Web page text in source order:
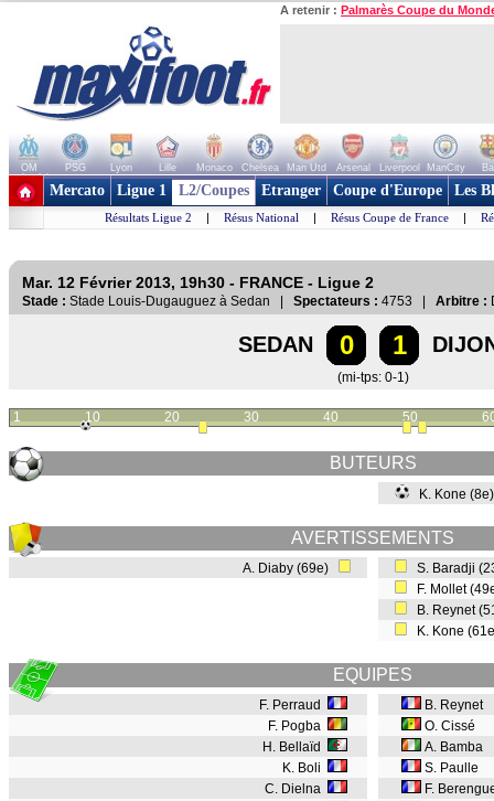
A retenir : Palmarès Coupe du
OM PSG Lyon Lille Monaco Chelsea Man Utd Arsenal Liverpool ManCity
+ de clubs
Mercato Ligue 1 L2/Coupes Etranger Coupe d'Europe Les
Résultats Ligue 2 | Résus National | Résus Coupe de France |
Mar. 12 Février 2013, 19h30 - FRANCE - Ligue 2
Stade : Stade Louis-Dugauguez à Sedan | Spectateurs : 4753 | Arbitre :
SEDAN 0 1
(mi-tps: 0-1)
1 10 20 30 40 50
BUTEURS
K. Kone
AVERTISSEMENTS
A. Diaby (69e)
S. Baradji
F. Mollet
B. Reynet
K. Kone
EQUIPES
F. Perraud
F. Pogba
H. Bellaïd
K. Boli
C. Dielna
B. Reynet
O. Cissé
A. Bamba
S. Paulle
F.